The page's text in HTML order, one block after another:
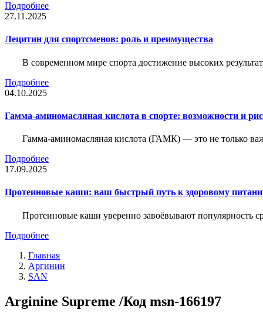
Подробнее
27.11.2025
Лецитин для спортсменов: роль и преимущества
В современном мире спорта достижение высоких
Подробнее
04.10.2025
Гамма-аминомасляная кислота в спорте: возможности и
Гамма-аминомасляная кислота (ГАМК) — это не только
Подробнее
17.09.2025
Протеиновые каши: ваш быстрый путь к здоровому
Протеиновые каши уверенно завоёвывают популярность
Подробнее
Главная
Аргинин
SAN
Arginine Supreme /Код msn-166197